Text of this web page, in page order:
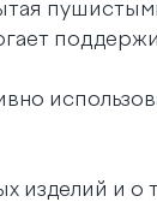
изделий и о